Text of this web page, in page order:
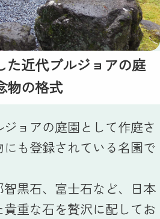
た近代ブルジョアの庭
物の格式
ョアの庭園として作庭さ
も登録されている名園で
黒石、富士石など、日本
重な石を贅沢に配してお